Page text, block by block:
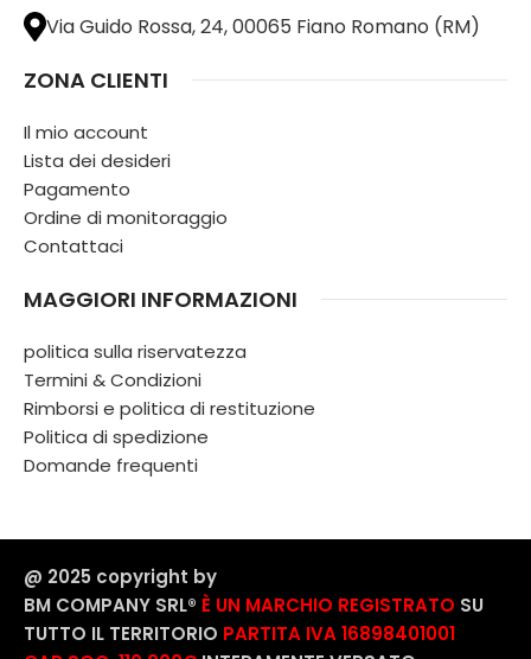
Via Guido Rossa, 24, 00065 Fiano Romano (RM)
ZONA CLIENTI
Il mio account
Lista dei desideri
Pagamento
Ordine di monitoraggio
Contattaci
MAGGIORI INFORMAZIONI
politica sulla riservatezza
Termini & Condizioni
Rimborsi e politica di restituzione
Politica di spedizione
Domande frequenti
@ 2025 copyright by
BM COMPANY SRL®️ È UN MARCHIO REGISTRATO SU
TUTTO IL TERRITORIO PARTITA IVA 16898401001